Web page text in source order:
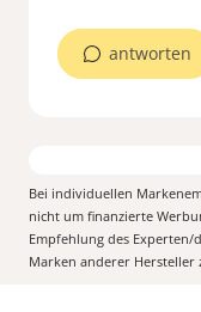
antworten
Bei individuellen
nicht um finanzierte
Empfehlung des
Marken anderer Hersteller